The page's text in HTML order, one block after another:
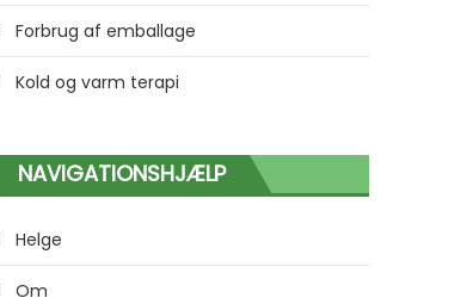
Forbrug af emballage
Kold og varm terapi
NAVIGATIONSHJÆLP
Helge
Om